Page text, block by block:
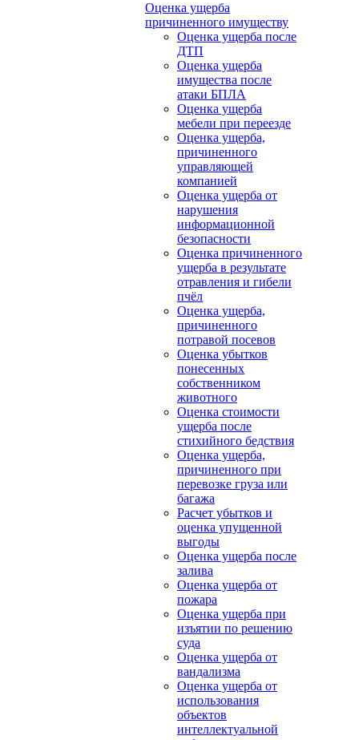
Оценка ущерба
причиненного имуществу
Оценка ущерба после
ДТП
Оценка ущерба
имущества после
атаки БПЛА
Оценка ущерба
мебели при переезде
Оценка ущерба,
причиненного
управляющей
компанией
Оценка ущерба от
нарушения
информационной
безопасности
Оценка причиненного
ущерба в результате
отравления и гибели
пчёл
Оценка ущерба,
причиненного
потравой посевов
Оценка убытков
понесенных
собственником
животного
Оценка стоимости
ущерба после
стихийного бедствия
Оценка ущерба,
причиненного при
перевозке груза или
багажа
Расчет убытков и
оценка упущенной
выгоды
Оценка ущерба после
залива
Оценка ущерба от
пожара
Оценка ущерба при
изъятии по решению
суда
Оценка ущерба от
вандализма
Оценка ущерба от
использования
объектов
интеллектуальной